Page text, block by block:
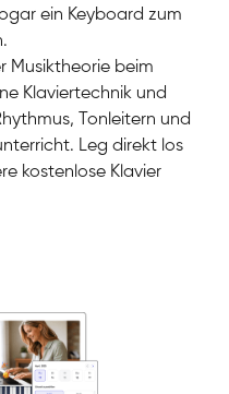
ein Keyboard zum
Musiktheorie beim
Klaviertechnik und
Tonleitern und
Leg direkt los
kostenlose Klavier